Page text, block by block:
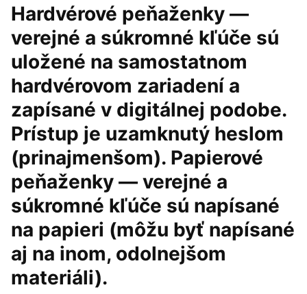
Hardvérové peňaženky —
verejné a súkromné kľúče sú
uložené na samostatnom
hardvérovom zariadení a
zapísané v digitálnej podobe.
Prístup je uzamknutý heslom
(prinajmenšom). Papierové
peňaženky — verejné a
súkromné kľúče sú napísané
na papieri (môžu byť napísané
aj na inom, odolnejšom
materiáli).